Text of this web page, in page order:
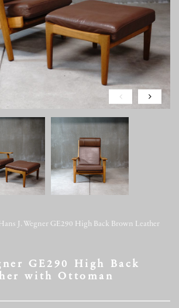
J. Wegner GE290 High Back Brown Leather
GE290 High Back
with Ottoman